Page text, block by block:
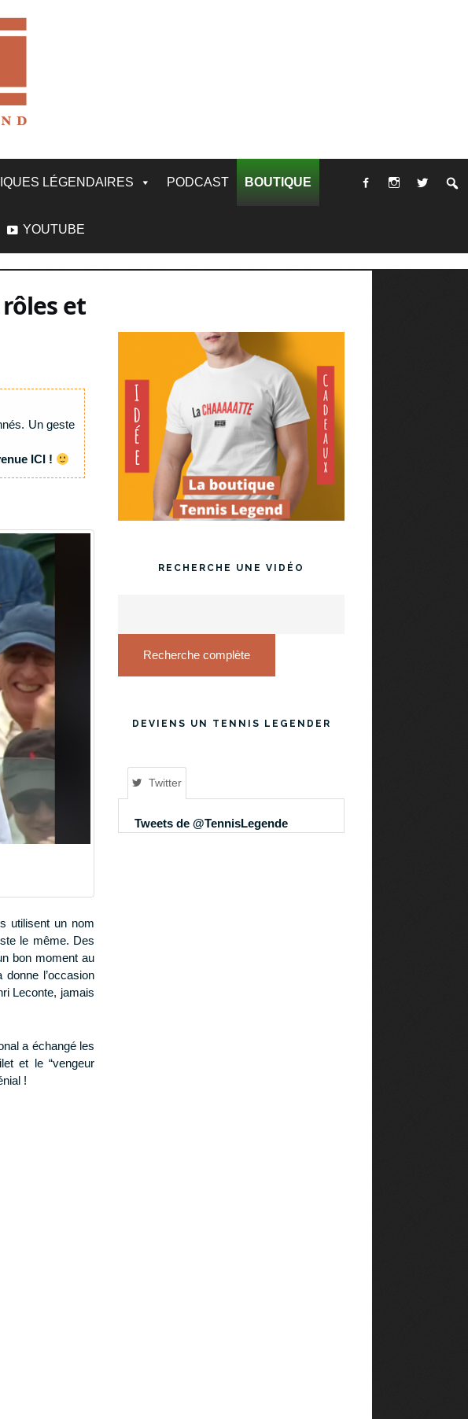
LÉGENDAIRES PODCAST BOUTIQUE
YOUTUBE
et
Un geste
ICI !
utilisent un nom
le même. Des
bon moment au
l’occasion
Leconte, jamais
a échangé les
et le “vengeur
!
RECHERCHE UNE VIDÉO
Recherche complète
DEVIENS UN TENNIS LEGENDER
Twitter
Tweets de @TennisLegende